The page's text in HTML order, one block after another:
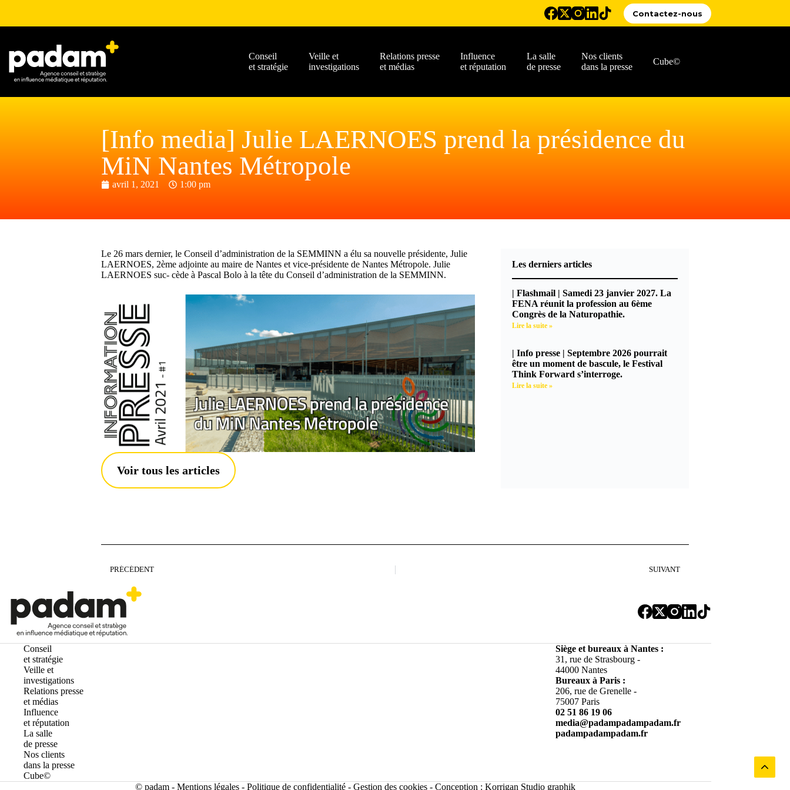
Contactez-nous
Conseil
et stratégie
Veille et
investigations
Relations presse
et médias
Influence
et réputation
La salle
de presse
Nos clients
dans la presse
Cube©
[Info media] Julie LAERNOES prend la présidence du
MiN Nantes Métropole
avril 1, 2021 1:00 pm
Le 26 mars dernier, le Conseil d’administration de la SEMMINN a élu sa nouvelle présidente, Julie
LAERNOES, 2ème adjointe au maire de Nantes et vice-présidente de Nantes Métropole. Julie
LAERNOES suc- cède à Pascal Bolo à la tête du Conseil d’administration de la SEMMINN.
Voir tous les articles
Les derniers articles
| Flashmail | Samedi 23 janvier 2027. La
FENA réunit la profession au 6ème
Congrès de la Naturopathie.
Lire la suite »
| Info presse | Septembre 2026 pourrait
être un moment de bascule, le Festival
Think Forward s’interroge.
Lire la suite »
PRÉCÉDENT SUIVANT
Conseil
et stratégie
Veille et
investigations
Relations presse
et médias
Influence
et réputation
La salle
de presse
Nos clients
dans la presse
Cube©
Siège et bureaux à Nantes :
31, rue de Strasbourg -
44000 Nantes
Bureaux à Paris :
206, rue de Grenelle -
75007 Paris
02 51 86 19 06
media@padampadampadam.fr
padampadampadam.fr
© padam -Mentions légales -Politique de confidentialité -Gestion des cookies - Conception :Korrigan Studio graphik